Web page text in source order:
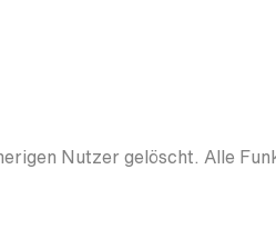
Nutzer gelöscht. Alle